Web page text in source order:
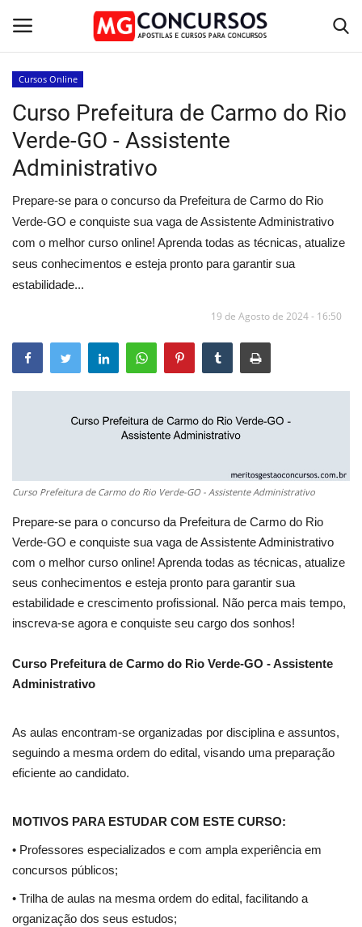
Home
Apostilas PDF
Apostila Impressa
Cursos Online
Cursos Online
Curso Prefeitura de Carmo do Rio
Verde-GO - Assistente
Administrativo
Prepare-se para o concurso da Prefeitura de Carmo do Rio
Verde-GO e conquiste sua vaga de Assistente Administrativo
com o melhor curso online! Aprenda todas as técnicas, atualize
seus conhecimentos e esteja pronto para garantir sua
estabilidade...
19 de Agosto de 2024 - 16:50
Curso Prefeitura de Carmo do Rio Verde-GO - Assistente Administrativo
Prepare-se para o concurso da Prefeitura de Carmo do Rio
Verde-GO e conquiste sua vaga de Assistente Administrativo
com o melhor curso online! Aprenda todas as técnicas, atualize
seus conhecimentos e esteja pronto para garantir sua
estabilidade e crescimento profissional. Não perca mais tempo,
inscreva-se agora e conquiste seu cargo dos sonhos!
Curso Prefeitura de Carmo do Rio Verde-GO - Assistente
Administrativo
As aulas encontram-se organizadas por disciplina e assuntos,
seguindo a mesma ordem do edital, visando uma preparação
eficiente ao candidato.
MOTIVOS PARA ESTUDAR COM ESTE CURSO:
• Professores especializados e com ampla experiência em
concursos públicos;
• Trilha de aulas na mesma ordem do edital, facilitando a
organização dos seus estudos;